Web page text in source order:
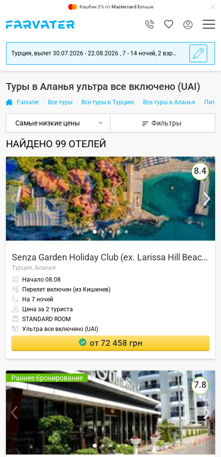
Кэшбек 3% отMastercard Більше
Турция, вылет 30.07.2026 - 22.08.2026 , 7 - 14 ночей, 2 взрослых
Туры в Аланья ультра все включено (UAI)
Farvater Все туры Все туры в Турцию Все туры в Аланья
Фильтры
НАЙДЕНО 99 ОТЕЛЕЙ
8.4
Senza Garden Holiday Club (ex. Larissa Hill Beach)
Турция, Аланья
Начало 08.08
Перелет включен (из Кишинев)
На 7 ночей
Цена за 2 туриста
STANDARD ROOM
Ультра все включено (UAI)
от 72 458 грн
Раннее бронирование
7.8